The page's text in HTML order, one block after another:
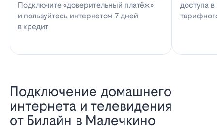
Подключите «доверительный платёж»
и пользуйтесь интернетом 7 дней
в кредит
доступа
Подключение домашнего
интернета и телевидения
от Билайн в Малечкино